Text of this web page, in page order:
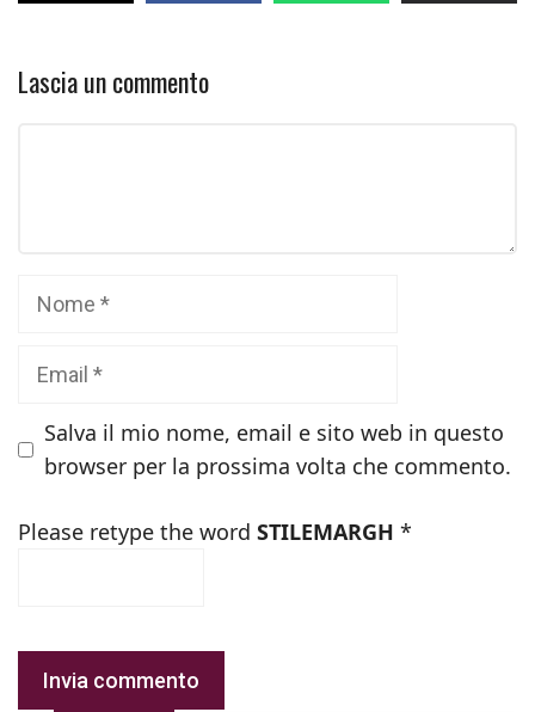
Lascia un commento
Salva il mio nome, email e sito web in questo
browser per la prossima volta che commento.
Please retype the word STILEMARGH *